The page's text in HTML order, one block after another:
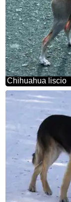
Chihuahua liscio